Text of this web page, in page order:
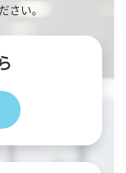
さい。